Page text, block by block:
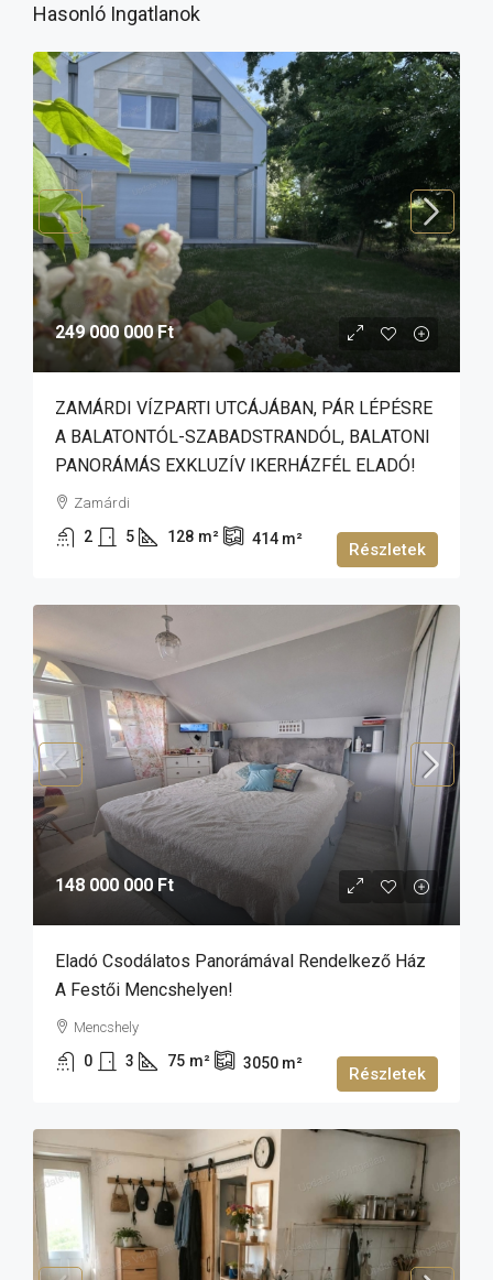
Hasonló Ingatlanok
249 000 000 Ft
ZAMÁRDI VÍZPARTI UTCÁJÁBAN, PÁR LÉPÉSRE
A BALATONTÓL-SZABADSTRANDÓL, BALATONI
PANORÁMÁS EXKLUZÍV IKERHÁZFÉL ELADÓ!
Zamárdi
2 5 128 m² 414 m²
Részletek
148 000 000 Ft
Eladó Csodálatos Panorámával Rendelkező Ház
A Festői Mencshelyen!
Mencshely
0 3 75 m² 3050 m²
Részletek